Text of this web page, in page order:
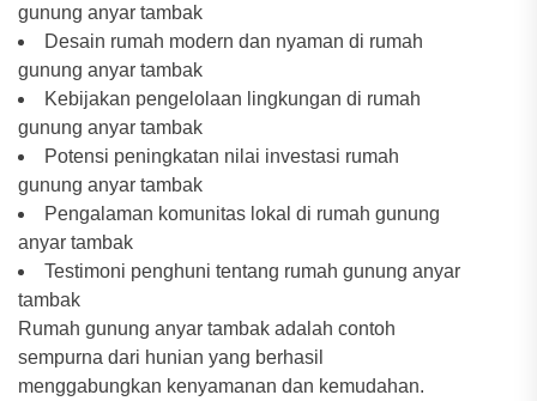
gunung anyar tambak
Desain rumah modern dan nyaman di rumah
gunung anyar tambak
Kebijakan pengelolaan lingkungan di rumah
gunung anyar tambak
Potensi peningkatan nilai investasi rumah
gunung anyar tambak
Pengalaman komunitas lokal di rumah gunung
anyar tambak
Testimoni penghuni tentang rumah gunung anyar
tambak
Rumah gunung anyar tambak adalah contoh
sempurna dari hunian yang berhasil
menggabungkan kenyamanan dan kemudahan.